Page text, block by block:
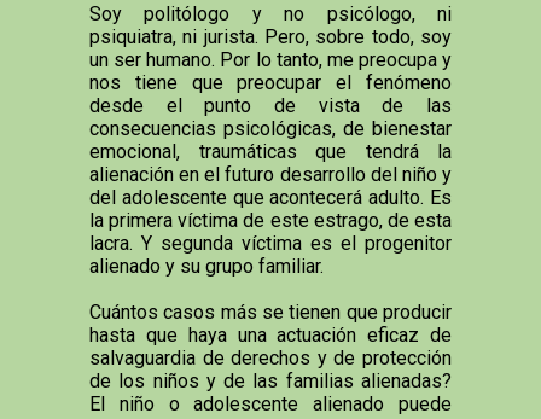
Soy politólogo y no psicólogo, ni
psiquiatra, ni jurista. Pero, sobre todo, soy
un ser humano. Por lo tanto, me preocupa y
nos tiene que preocupar el fenómeno
desde el punto de vista de las
consecuencias psicológicas, de bienestar
emocional, traumáticas que tendrá la
alienación en el futuro desarrollo del niño y
del adolescente que acontecerá adulto. Es
la primera víctima de este estrago, de esta
lacra. Y segunda víctima es el progenitor
alienado y su grupo familiar.
Cuántos casos más se tienen que producir
hasta que haya una actuación eficaz de
salvaguardia de derechos y de protección
de los niños y de las familias alienadas?
El niño o adolescente alienado puede